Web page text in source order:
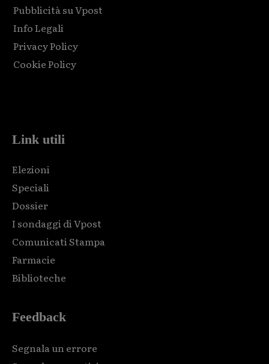
Pubblicità su Vpost
Info Legali
Privacy Policy
Cookie Policy
Link utili
Elezioni
Speciali
Dossier
I sondaggi di Vpost
Comunicati Stampa
Farmacie
Biblioteche
Feedback
Segnala un errore